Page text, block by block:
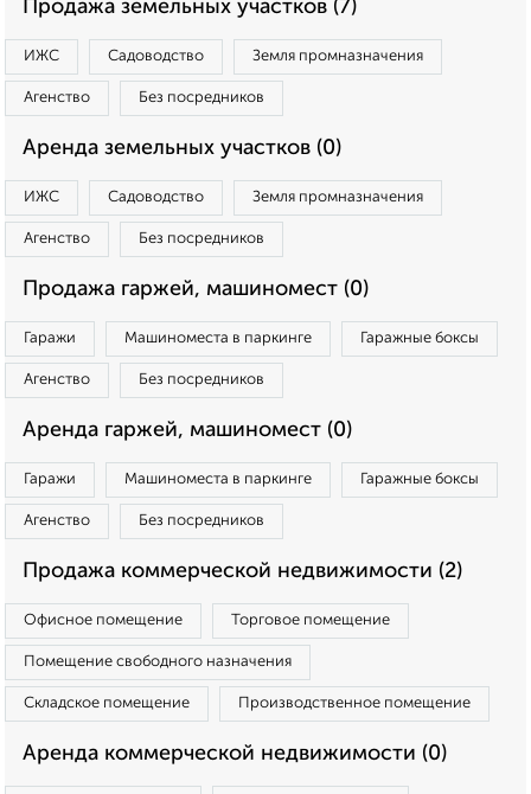
Продажа земельных участков (7)
ИЖС Садоводство Земля промназначения
Агенство Без посредников
Аренда земельных участков (0)
ИЖС Садоводство Земля промназначения
Агенство Без посредников
Продажа гаржей, машиномест (0)
Гаражи Машиноместа в паркинге Гаражные боксы
Агенство Без посредников
Аренда гаржей, машиномест (0)
Гаражи Машиноместа в паркинге Гаражные боксы
Агенство Без посредников
Продажа коммерческой недвижимости (2)
Офисное помещение Торговое помещение
Помещение свободного назначения
Складское помещение Производственное помещение
Аренда коммерческой недвижимости (0)